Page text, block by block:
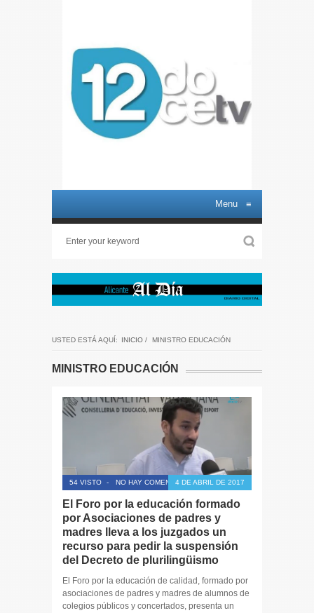
Menu ≡
USTED ESTÁ AQUÍ: INICIO / MINISTRO EDUCACIÓN
MINISTRO EDUCACIÓN
54 VISTO - NO HAY COMENTARIOS4 DE ABRIL DE 2017
El Foro por la educación formado
por Asociaciones de padres y
madres lleva a los juzgados un
recurso para pedir la suspensión
del Decreto de plurilingüismo
El Foro por la educación de calidad, formado por
asociaciones de padres y madres de alumnos de
colegios públicos y concertados, presenta un